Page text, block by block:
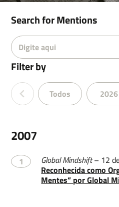
Filter by
Todos 2026
Search for Mentions
2007
1 Global Mindshift– 12
Reconhecida como
Mentes” por Global
Email
Leave a message